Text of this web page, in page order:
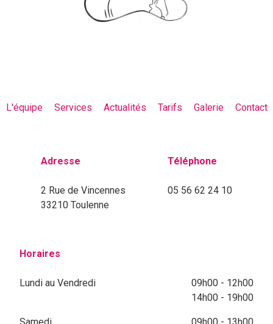
L'équipe Services Actualités Tarifs Galerie Contact
Adresse
2 Rue de Vincennes
33210 Toulenne
Téléphone
05 56 62 24 10
Horaires
Lundi au Vendredi
09h00 - 12h00
14h00 - 19h00